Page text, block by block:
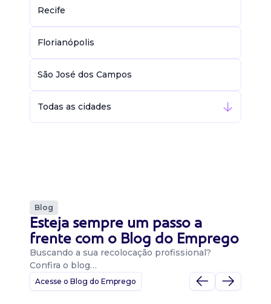
Recife
Florianópolis
São José dos Campos
Todas as cidades
Blog
Esteja sempre um passo a
frente com o Blog do Emprego
Buscando a sua recolocação profissional?
Confira o blog…
Acesse o Blog do Emprego